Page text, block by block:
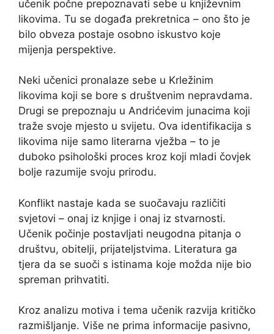
učenik počne prepoznavati sebe u književnim
likovima. Tu se događa prekretnica – ono što je
bilo obveza postaje osobno iskustvo koje
mijenja perspektive.
Neki učenici pronalaze sebe u Krležinim
likovima koji se bore s društvenim nepravdama.
Drugi se prepoznaju u Andrićevim junacima koji
traže svoje mjesto u svijetu. Ova identifikacija s
likovima nije samo literarna vježba – to je
duboko psihološki proces kroz koji mladi čovjek
bolje razumije svoju prirodu.
Konflikt nastaje kada se suočavaju različiti
svjetovi – onaj iz knjige i onaj iz stvarnosti.
Učenik počinje postavljati neugodna pitanja o
društvu, obitelji, prijateljstvima. Literatura ga
tjera da se suoči s istinama koje možda nije bio
spreman prihvatiti.
Kroz analizu motiva i tema učenik razvija kritičko
razmišljanje. Više ne prima informacije pasivno,